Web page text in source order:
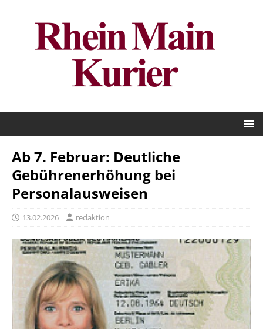
Ab 7. Februar: Deutliche
Gebührenerhöhung bei
Personalausweisen
13.02.2026 redaktion